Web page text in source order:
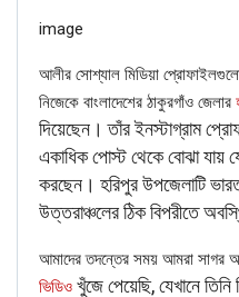
image
আলীর সোশ্যাল মিডিয়া প্রোফাইলগুলো
নিজেকে বাংলাদেশের ঠাকুরগাঁও জেলার
দিয়েছেন। তাঁর ইনস্টাগ্রাম
একাধিক পোস্ট থেকে বোঝা যায়
করছেন। হরিপুর উপজেলাটি ভারত
উত্তরাঞ্চলের ঠিক বিপরীতে
আমাদের তদন্তের সময় আমরা সাগর
ভিডিও খুঁজে পেয়েছি, যেখানে তিনি